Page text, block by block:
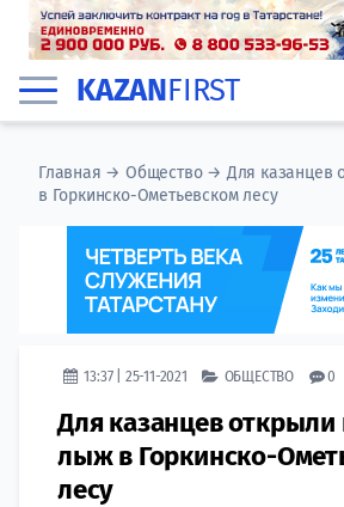
KAZANFIRST
Главная →Общество→ Для казанцев
в Горкинско-Ометьевском лесу
13:37 | 25-11-2021 ОБЩЕСТВО 0
Для казанцев открыли
лыж в Горкинско-
лесу